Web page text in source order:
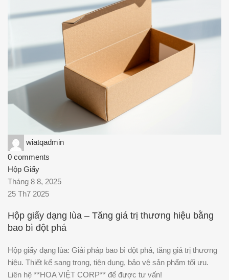
wiatqadmin
0 comments
Hộp Giấy
Tháng 8 8, 2025
25 Th7 2025
Hộp giấy dạng lùa – Tăng giá trị thương hiệu bằng
bao bì đột phá
Hộp giấy dạng lùa: Giải pháp bao bì đột phá, tăng giá trị thương
hiệu. Thiết kế sang trọng, tiện dụng, bảo vệ sản phẩm tối ưu.
Liên hệ **HOA VIỆT CORP** để được tư vấn!